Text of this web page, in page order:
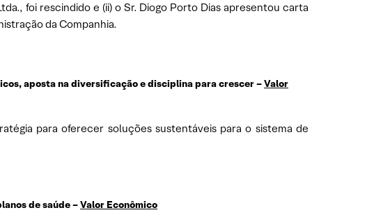
foi rescindido e (ii) o Sr. Diogo Porto Dias apresentou carta
da Companhia.
aposta na diversificação e disciplina para crescer –Valor
para oferecer soluções sustentáveis para o sistema de
de saúde –Valor Econômico